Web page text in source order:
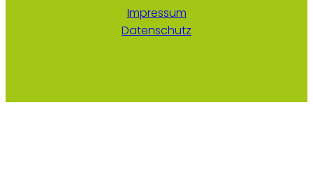
Impressum
Datenschutz